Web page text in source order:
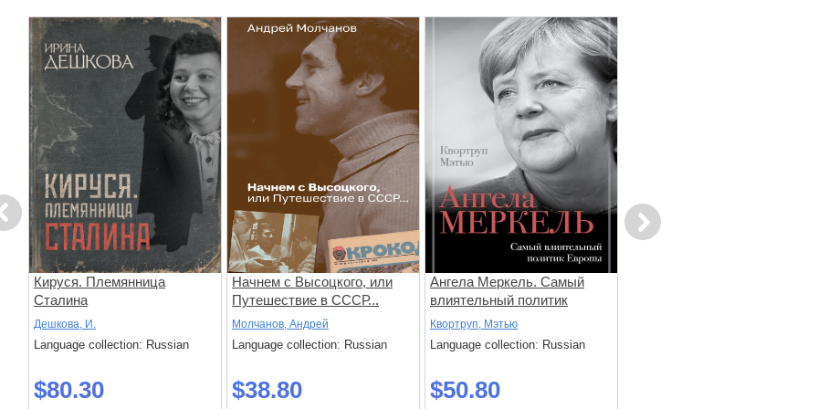
Кируся. Племянница
Сталина
Дешкова, И.
Language collection: Russian
$80.30
Начнем с Высоцкого, или
Путешествие в СССР...
Молчанов, Андрей
Language collection: Russian
$38.80
Ангела Меркель. Самый
влиятельный политик
Европы
Квортруп, Мэтью
Language collection: Russian
$50.80
Next